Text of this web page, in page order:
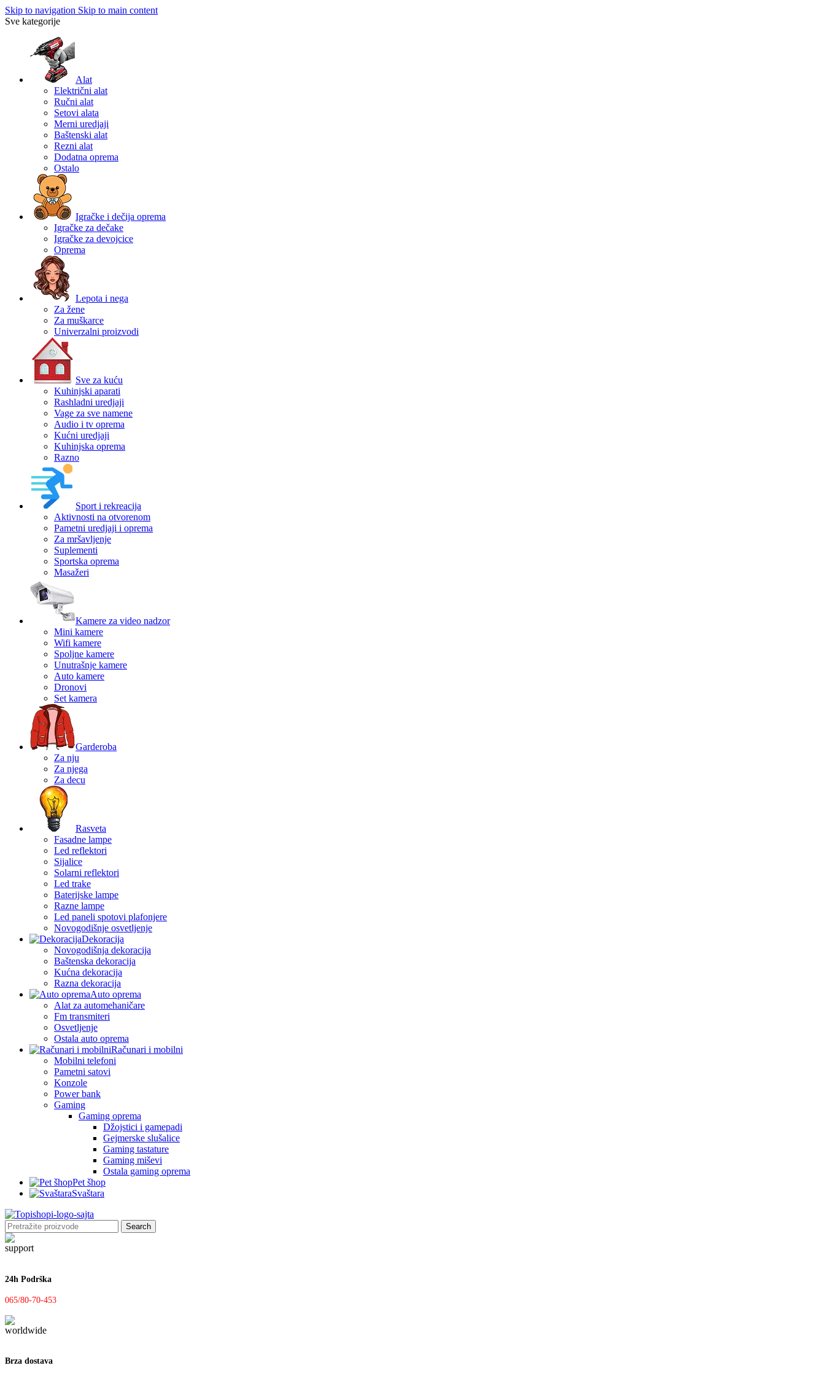
Skip to navigation Skip to main content
Sve kategorije
Alat
Električni alat
Ručni alat
Setovi alata
Merni uredjaji
Baštenski alat
Rezni alat
Dodatna oprema
Ostalo
Igračke i dečija oprema
Igračke za dečake
Igračke za devojcice
Oprema
Lepota i nega
Za žene
Za muškarce
Univerzalni proizvodi
Sve za kuću
Kuhinjski aparati
Rashladni uredjaji
Vage za sve namene
Audio i tv oprema
Kućni uredjaji
Kuhinjska oprema
Razno
Sport i rekreacija
Aktivnosti na otvorenom
Pametni uredjaji i oprema
Za mršavljenje
Suplementi
Sportska oprema
Masažeri
Kamere za video nadzor
Mini kamere
Wifi kamere
Spoljne kamere
Unutrašnje kamere
Auto kamere
Dronovi
Set kamera
Garderoba
Za nju
Za njega
Za decu
Rasveta
Fasadne lampe
Led reflektori
Sijalice
Solarni reflektori
Led trake
Baterijske lampe
Razne lampe
Led paneli spotovi plafonjere
Novogodišnje osvetljenje
Dekoracija
Novogodišnja dekoracija
Baštenska dekoracija
Kućna dekoracija
Razna dekoracija
Auto oprema
Alat za automehaničare
Fm transmiteri
Osvetljenje
Ostala auto oprema
Računari i mobilni
Mobilni telefoni
Pametni satovi
Konzole
Power bank
Gaming
Gaming oprema
Džojstici i gamepadi
Gejmerske slušalice
Gaming tastature
Gaming miševi
Ostala gaming oprema
Pet šhop
Svaštara
Search
24h Podrška
065/80-70-453
Brza dostava